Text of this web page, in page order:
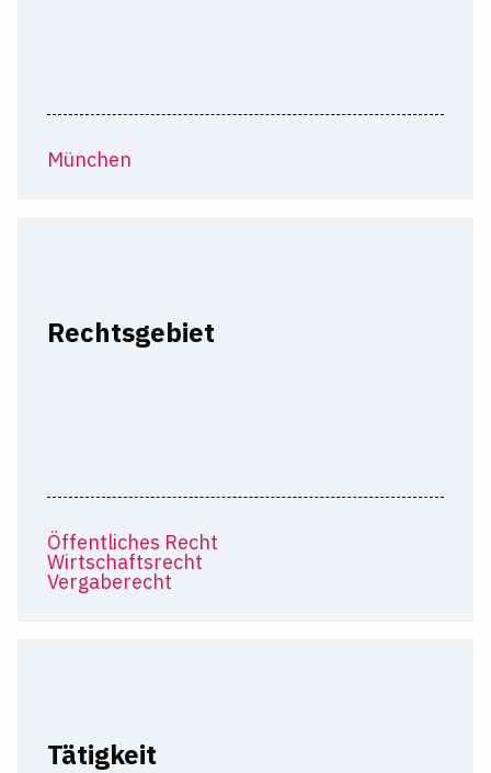
München
Rechtsgebiet
Öffentliches Recht
Wirtschaftsrecht
Vergaberecht
Tätigkeit